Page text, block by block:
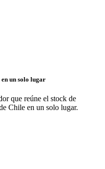
un solo lugar
que reúne el stock de
Chile en un solo lugar.